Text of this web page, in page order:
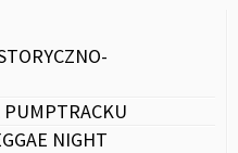
PUMPTRACKU
NIGHT